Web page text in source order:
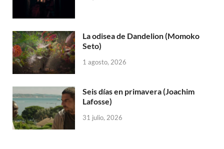
La odisea de Dandelion (Momoko
Seto)
1 agosto, 2026
Seis días en primavera (Joachim
Lafosse)
31 julio, 2026